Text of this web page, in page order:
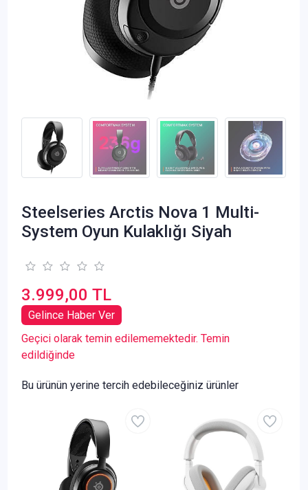
Steelseries Arctis Nova 1 Multi-
System Oyun Kulaklığı Siyah
3.999,00 TL
Gelince Haber Ver
Geçici olarak temin edilememektedir. Temin
edildiğinde
Bu ürünün yerine tercih edebileceğiniz ürünler